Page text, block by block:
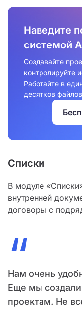
Наведите
системой
Создавайте
контролируйте
Работайте в
десятков
Списки
В модуле
внутренней
договоры с
“
Нам очень
Еще мы
проектам. Не